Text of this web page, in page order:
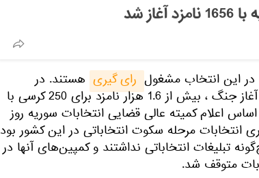
شد
رای گیری هستند. در
انتخابات پارلمانی سوم پس از آغاز جنگ ، بیش از 1.6 هزار نامزد برای 250 کرسی با
اعلام کمیته عالی قضایی انتخابات سوریه روز
انتخابات مرحله سکوت انتخاباتی در این کشور بود
تبلیغات انتخاباتی نداشتند و کمپین‌های آنها در
متوقف شد.